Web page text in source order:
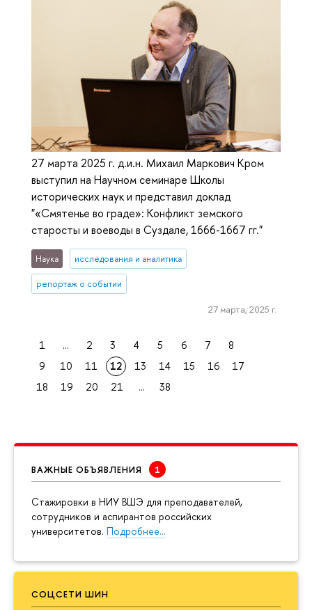
ВАЖНЫЕ ОБЪЯВЛЕНИЯ
Cтажировки в НИУ ВШЭ для преподавателей,
сотрудников и аспирантов российских
университетов. Подробнее…
СОЦСЕТИ ШИН
27 марта 2025 г. д.и.н. Михаил Маркович Кром
выступил на Научном семинаре Школы
исторических наук и представил доклад
"«Смятенье во граде»: Конфликт земского
старосты и воеводы в Суздале, 1666-1667 гг."
Наука исследования и аналитика
репортаж о событии
27 марта, 2025 г.
1 ... 2 3 4 5 6 7
8
9
10 11 12 13 14 15 16
17
18
19 20 21 ... 38